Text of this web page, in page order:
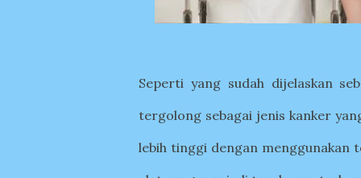
Seperti yang sudah dijelaskan
tergolong sebagai jenis kanker
lebih tinggi dengan menggunakan